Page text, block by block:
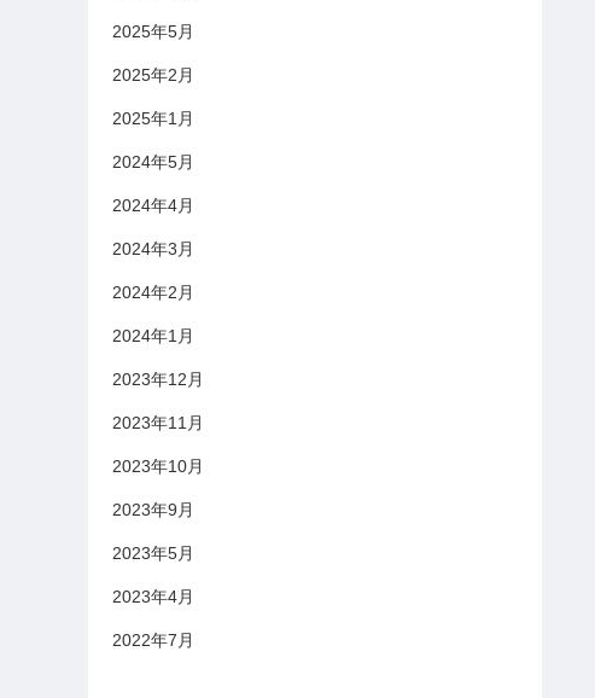
2025年5月
2025年2月
2025年1月
2024年5月
2024年4月
2024年3月
2024年2月
2024年1月
2023年12月
2023年11月
2023年10月
2023年9月
2023年5月
2023年4月
2022年7月